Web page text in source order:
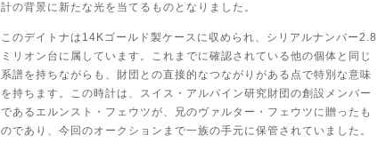
計の背景に新たな光を当てるものとなりました。
このデイトナは14Kゴールド製ケースに収められ、シリアルナンバー2.8
ミリオン台に属しています。これまでに確認されている他の個体と同じ
系譜を持ちながらも、財団との直接的なつながりがある点で特別な意味
を持ちます。この時計は、スイス・アルパイン研究財団の創設メンバー
であるエルンスト・フェウツが、兄のヴァルター・フェウツに贈ったも
のであり、今回のオークションまで一族の手元に保管されていました。